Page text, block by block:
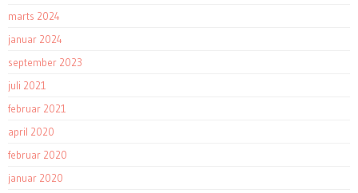
marts 2024
januar 2024
september 2023
juli 2021
februar 2021
april 2020
februar 2020
januar 2020